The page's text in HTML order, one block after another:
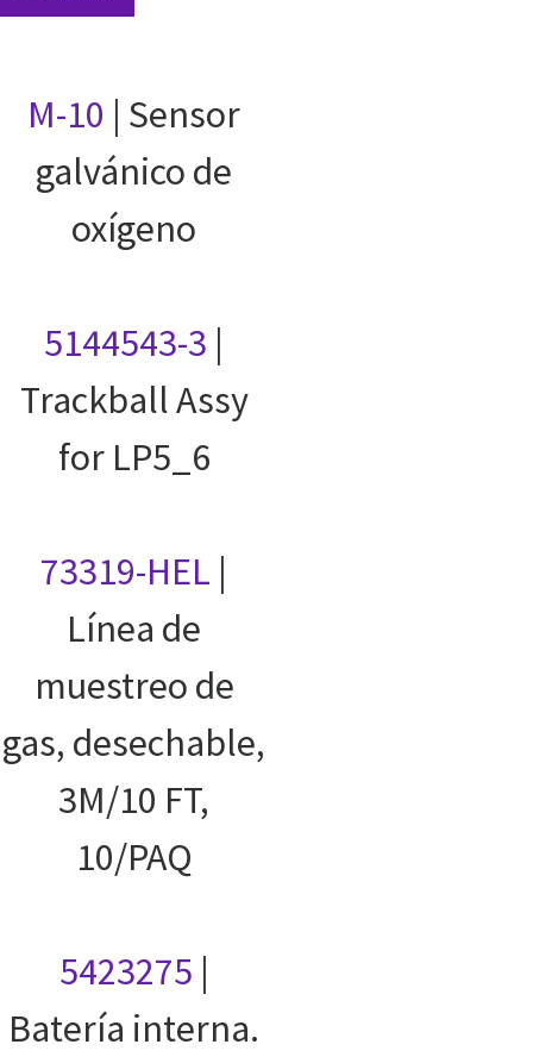
M-10 | Sensor
galvánico de
oxígeno
5144543-3 |
Trackball Assy
for LP5_6
73319-HEL |
Línea de
muestreo de
gas, desechable,
3M/10 FT,
10/PAQ
5423275 |
Batería interna.